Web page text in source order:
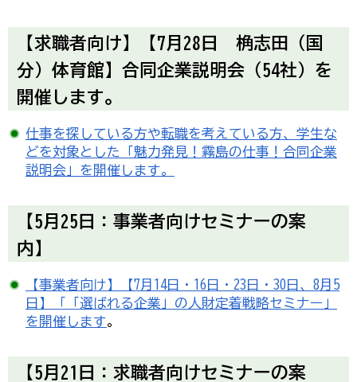
【求職者向け】【7月28日 桷志田（国
分）体育館】合同企業説明会（54社）を
開催します。
仕事を探している方や転職を考えている方、学生な
どを対象とした「魅力発見！霧島の仕事！合同企業
説明会」を開催します。
【5月25日：事業者向けセミナーの案
内】
【事業者向け】【7月14日・16日・23日・30日、8月5
日】「「選ばれる企業」の人財定着戦略セミナー」
を開催します。
【5月21日：求職者向けセミナーの案